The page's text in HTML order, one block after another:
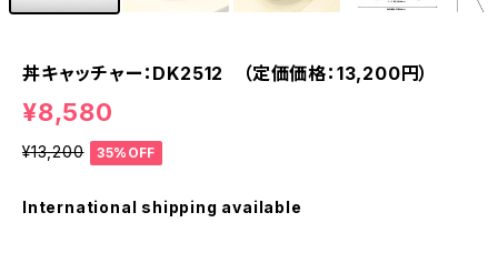
丼キャッチャー：DK2512 （定価価格：13,200円）
¥8,580
¥13,200 35%OFF
International shipping available